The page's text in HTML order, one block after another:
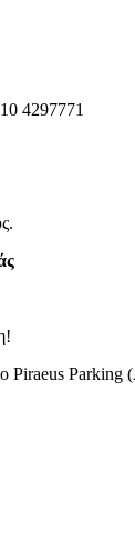
4297771
Piraeus